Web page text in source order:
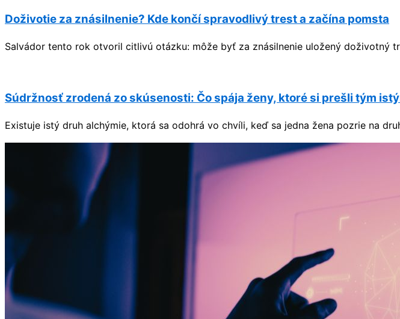
Doživotie za znásilnenie? Kde končí spravodlivý trest a začína pomsta
Salvádor tento rok otvoril citlivú otázku: môže byť za znásilnenie uložený doživotný
Súdržnosť zrodená zo skúsenosti: Čo spája ženy, ktoré si prešli tým
Existuje istý druh alchýmie, ktorá sa odohrá vo chvíli, keď sa jedna žena pozrie na